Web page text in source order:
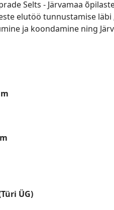
Selts - Järvamaa
elutöö tunnustamise läbi
ja koondamine ning
ÜG)